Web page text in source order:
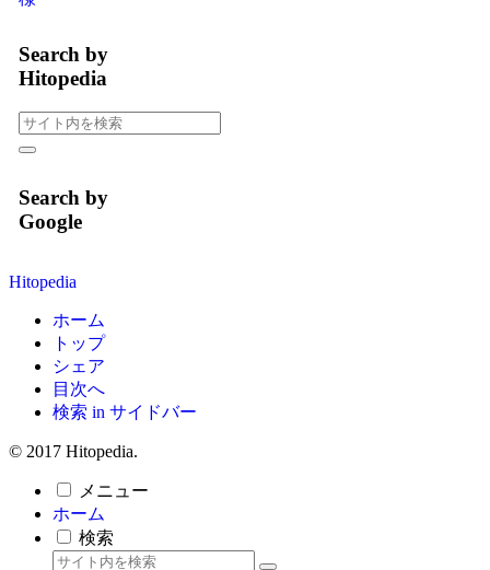
Search by
Hitopedia
Search by
Google
Hitopedia
ホーム
トップ
シェア
目次へ
検索 in サイドバー
© 2017 Hitopedia.
メニュー
ホーム
検索